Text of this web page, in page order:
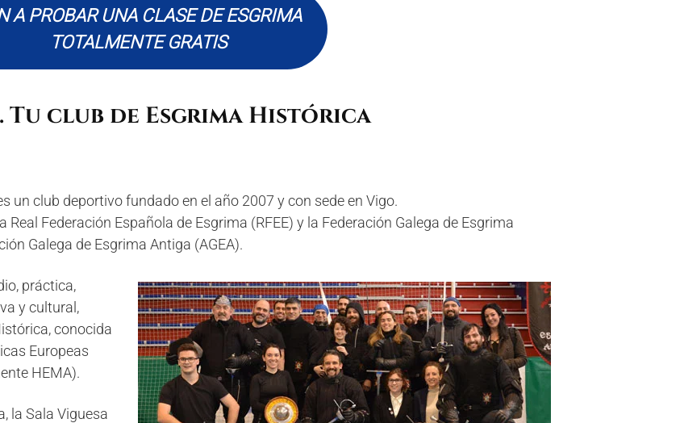
A PROBAR UNA CLASE DE ESGRIMA
TOTALMENTE GRATIS
Tu club de Esgrima Histórica
un club deportivo fundado en el año 2007 y con sede en Vigo.
Federación Española de Esgrima (RFEE) y la Federación Galega de Esgrima
Galega de Esgrima Antiga (AGEA).
práctica,
y cultural,
conocida
Europeas
HEMA).
la Sala Viguesa